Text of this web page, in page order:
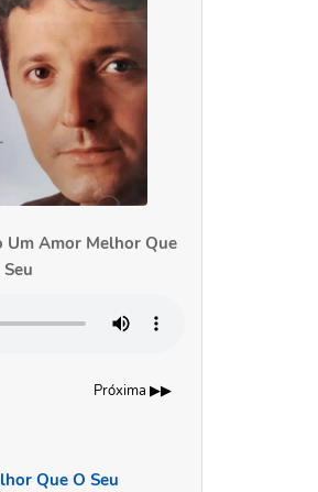
Um Amor Melhor Que
Próxima ▶▶
Que O Seu